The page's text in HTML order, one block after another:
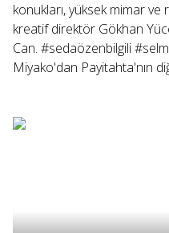
konukları, yüksek mimar
kreatif direktör Gökhan
Can. #sedaözenbilgili
Miyako'dan Payitahta'nın